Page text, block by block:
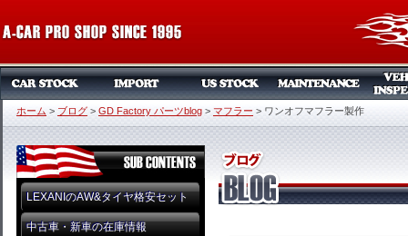
ホーム > ブログ > GD Factory パーツblog > マフラー > ワンオフマフラー製作
LEXANIのAW&タイヤ格安セット
中古車・新車の在庫情報